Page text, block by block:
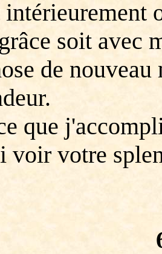
intérieurement
soit avec
de
que
voir votre